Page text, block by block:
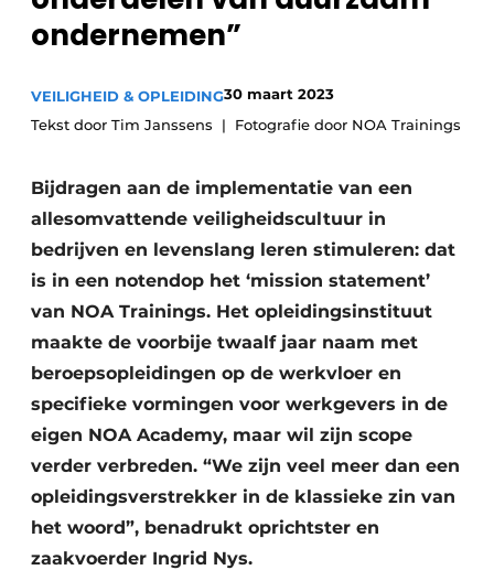
Vacature aanmelden
Video’s
Aanmelden
Bedrijven
Contact
Beton & Staalbouw
BIM
Evenementen
Dak & Gevel
Houtbouw
HVAC
Interieurarchitectuur
Keukens
Renovatie
ondernemen”
VEILIGHEID & OPLEIDING30 maart 2023
Tekst door Tim Janssens
Fotografie door NOA Trainings
Bijdragen aan de implementatie van een
allesomvattende veiligheidscultuur in
bedrijven en levenslang leren stimuleren: dat
is in een notendop het ‘mission statement’
van NOA Trainings. Het opleidingsinstituut
maakte de voorbije twaalf jaar naam met
beroepsopleidingen op de werkvloer en
specifieke vormingen voor werkgevers in de
eigen NOA Academy, maar wil zijn scope
verder verbreden. “We zijn veel meer dan een
opleidingsverstrekker in de klassieke zin van
het woord”, benadrukt oprichtster en
zaakvoerder Ingrid Nys.